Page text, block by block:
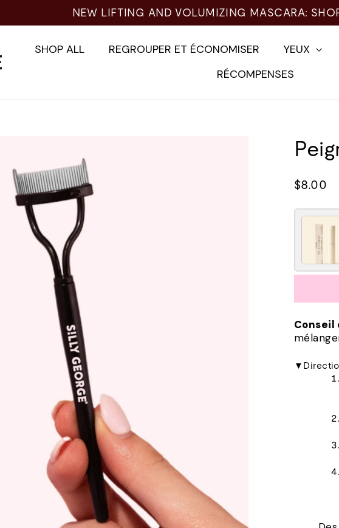
NEW LIFTING AND VOLUMIZING MASCARA:
SHOP ALL REGROUPER ET ÉCONOMISER YEUX
RÉCOMPENSES
Prix
$8.00
Conseil